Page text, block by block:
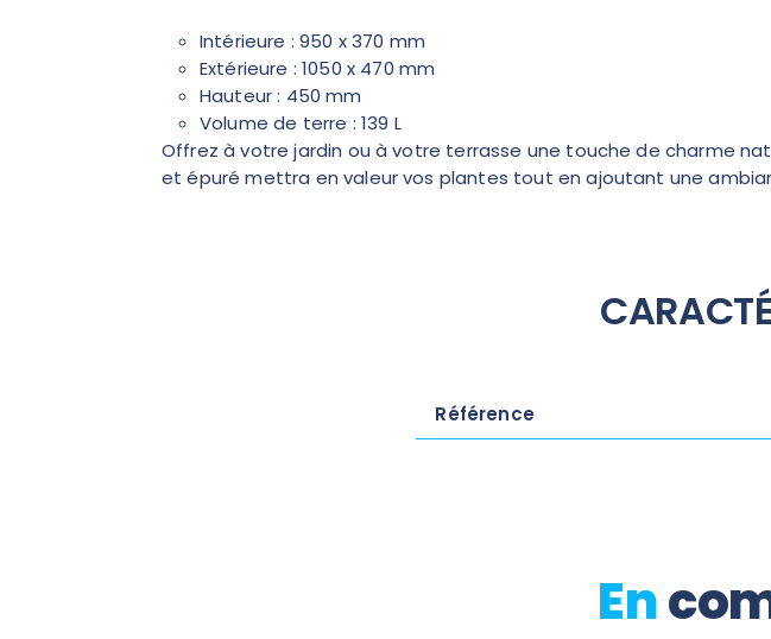
Intérieure : 950 x 370 mm
Extérieure : 1050 x 470 mm
Hauteur : 450 mm
Volume de terre : 139 L
Offrez à votre jardin ou à votre terrasse une touche de charme
et épuré mettra en valeur vos plantes tout en ajoutant une
Référence
En